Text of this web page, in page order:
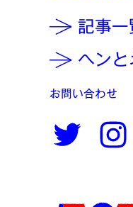
記事一
ヘンと
お問い合わせ